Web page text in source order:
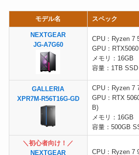
モデル名 スペック
NEXTGEAR
JG-A7G60
CPU：Ryzen 7
GPU：RTX5060
メモリ：16GB
容量：1TB SSD
GALLERIA
XPR7M-R56T16G-GD
CPU：Ryzen 7
GPU：RTX
B)
メモリ：16GB
容量：500GB
＼初心者向け！／
NEXTGEAR
CPU：Ryzen 7